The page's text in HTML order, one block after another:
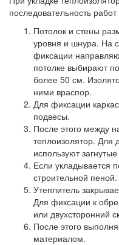
последовательность работ
Потолок и стены
уровня и шнура. На
фиксации
потолке выбирают
более 50 см.
ними враспор.
Для фиксации
подвесы.
После этого между
теплоизолятор. Для
используют
Если укладывается
строительной пеной.
Утеплитель
Для фиксации к
или двухсторонний
После этого
материалом.